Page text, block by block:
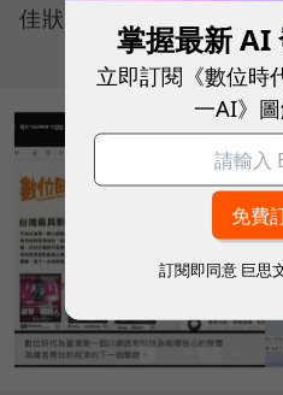
佳狀態。
掌握最新 AI
立即訂閱《數位時
一AI》
訂閱即同意 巨思